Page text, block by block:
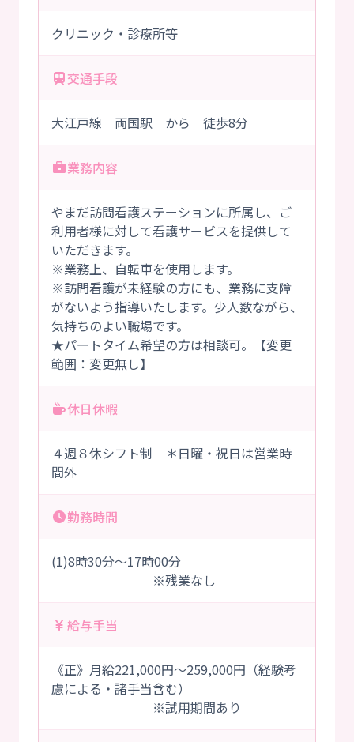
クリニック・診療所等
交通手段
大江戸線 両国駅 から 徒歩8分
業務内容
やまだ訪問看護ステーションに所属し、ご
利用者様に対して看護サービスを提供して
いただきます。
※業務上、自転車を使用します。
※訪問看護が未経験の方にも、業務に支障
がないよう指導いたします。少人数ながら、
気持ちのよい職場です。
★パートタイム希望の方は相談可。【変更
範囲：変更無し】
休日休暇
４週８休シフト制 ＊日曜・祝日は営業時
間外
勤務時間
(1)8時30分～17時00分
※残業なし
給与手当
《正》月給221,000円～259,000円（経験考
慮による・諸手当含む）
※試用期間あり